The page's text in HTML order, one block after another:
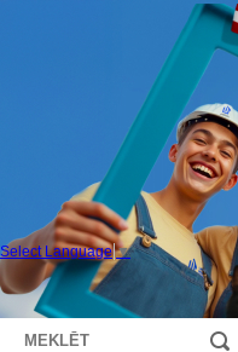
Select Language ▼